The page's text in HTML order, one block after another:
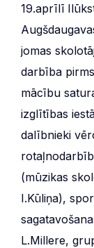
19.aprīlī
jomas
darbība
mācību
izglītības
dalībnieki
(mūzikas
I.Kūliņa),
L.Millere,